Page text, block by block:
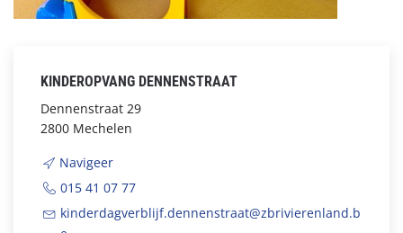
KINDEROPVANG DENNENSTRAAT
Dennenstraat 29
2800 Mechelen
Navigeer
015 41 07 77
kinderdagverblijf.dennenstraat@zbrivierenland.b